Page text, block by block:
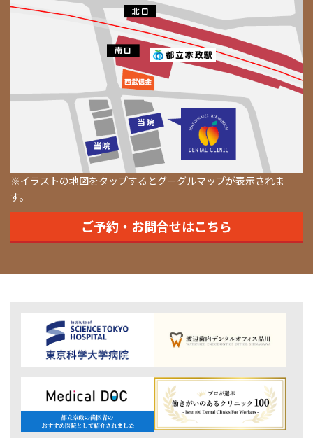
※イラストの地図をタップするとグーグルマップが表示されま
す。
ご予約・お問合せはこちら